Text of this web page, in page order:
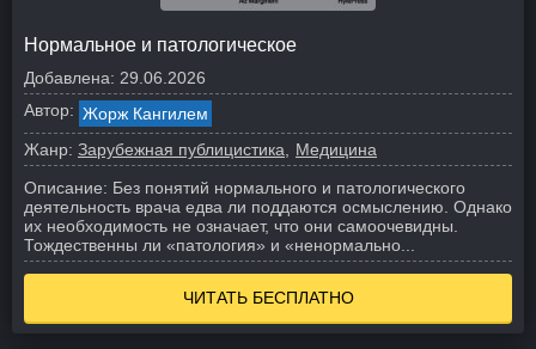
Нормальное и патологическое
Добавлена: 29.06.2026
Автор: Жорж Кангилем
Жанр: Зарубежная публицистика
Медицина
Описание: Без понятий нормального и патологического
деятельность врача едва ли поддаются осмыслению. Однако
их необходимость не означает, что они самоочевидны.
Тождественны ли «патология» и «ненормально...
ЧИТАТЬ БЕСПЛАТНО